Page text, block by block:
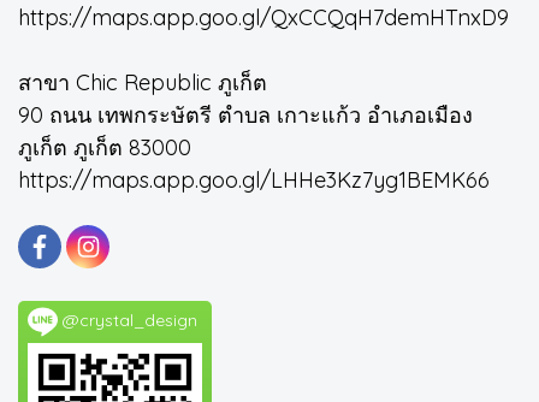
https://maps.app.goo.gl/QxCCQqH7demHTnxD9
สาขา Chic Republic ภูเก็ต
90 ถนน เทพกระษัตรี ตำบล เกาะแก้ว อำเภอเมือง
ภูเก็ต ภูเก็ต 83000
https://maps.app.goo.gl/LHHe3Kz7yg1BEMK66
@crystal_design